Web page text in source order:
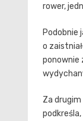
rower,
Podobnie
o
ponownie
Za